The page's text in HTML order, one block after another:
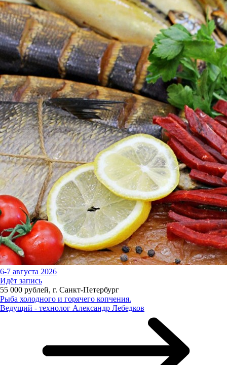
6-7 августа 2026
Идёт запись
55 000 рублей, г. Санкт-Петербург
Рыба холодного и горячего копчения.
Ведущий - технолог Александр Лебедков